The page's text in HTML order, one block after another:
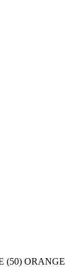
(50) ORANGE